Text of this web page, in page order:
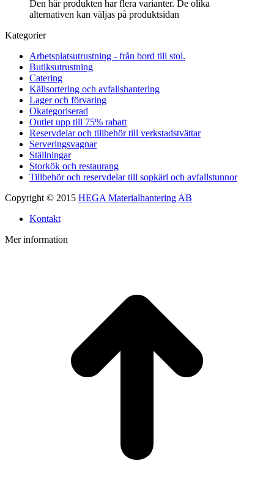
Den här produkten har flera varianter. De olika
alternativen kan väljas på produktsidan
Kategorier
Arbetsplatsutrustning - från bord till stol.
Butiksutrustning
Catering
Källsortering och avfallshantering
Lager och förvaring
Okategoriserad
Outlet upp till 75% rabatt
Reservdelar och tillbehör till verkstadstvättar
Serveringsvagnar
Ställningar
Storkök och restaurang
Tillbehör och reservdelar till sopkärl och avfallstunnor
Copyright © 2015 HEGA Materialhantering AB
Kontakt
Mer information